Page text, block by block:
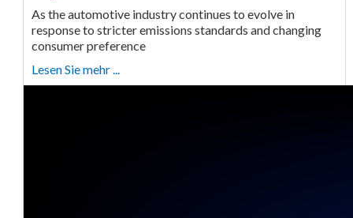
As the automotive industry continues to evolve in
response to stricter emissions standards and changing
consumer preference
Lesen Sie mehr ...